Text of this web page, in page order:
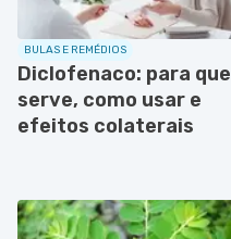
BULAS E REMÉDIOS
Diclofenaco: para que
serve, como usar e
efeitos colaterais